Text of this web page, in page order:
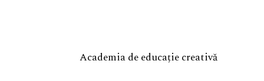
Academia de educație creativă